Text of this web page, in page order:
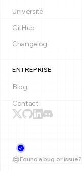
Université
GitHub
Changelog
ENTREPRISE
Blog
Contact
Found a bug or issue?